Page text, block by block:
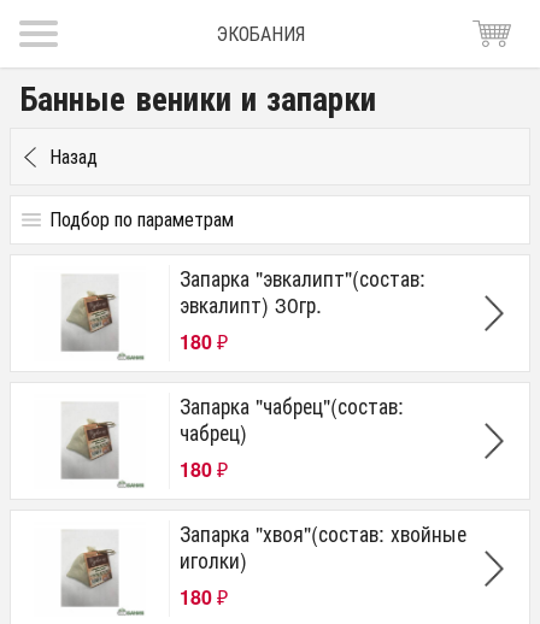
ЭКОБАНИЯ
Банные веники и запарки
Назад
Подбор по параметрам
Цена
от до
Бренд
Россия
Русский пар
Запарка "эвкалипт"(состав:
эвкалипт) 30гр.
180 ₽
Запарка "чабрец"(состав:
чабрец)
180 ₽
Запарка "хвоя"(состав: хвойные
иголки)
180 ₽